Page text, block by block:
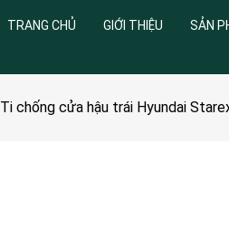
TRANG CHỦ GIỚI THIỆU SẢN
Ti chống cửa hậu trái Hyundai